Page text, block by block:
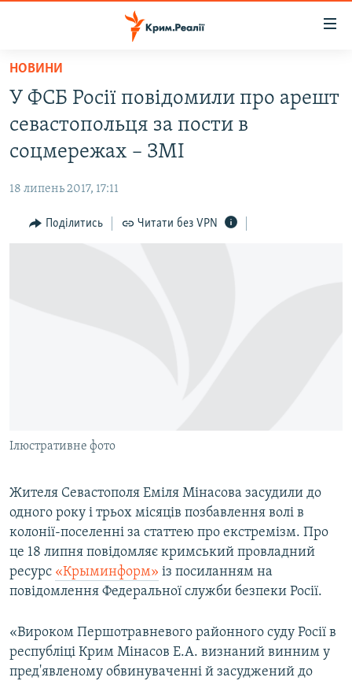
Перейти
основного
матеріалу
до
основної
Перейти
до
БЛОГИ
ПОГЛЯД
ІНФОГРАФІКА
ДОЛУЧАЙСЯ!
Усі сайти RFE/RL
НОВИНИ
У ФСБ Росії повідомили про арешт
севастопольця за пости в
соцмережах – ЗМІ
18 липень 2017, 17:11
Поділитись Читати без VPN
Ілюстративне фото
Жителя Севастополя Еміля Мінасова засудили до
одного року і трьох місяців позбавлення волі в
колонії-поселенні за статтею про екстремізм. Про
це 18 липня повідомляє кримський провладний
ресурс «Крыминформ» із посиланням на
повідомлення Федеральної служби безпеки Росії.
«Вироком Першотравневого районного суду Росії в
республіці Крим Мінасов Е.А. визнаний винним у
пред'явленому обвинуваченні й засуджений до